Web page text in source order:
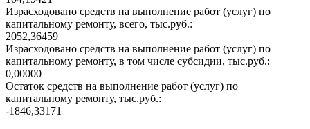
Израсходовано средств на выполнение работ (услуг) по
капитальному ремонту, всего, тыс.руб.:
2052,36459
Израсходовано средств на выполнение работ (услуг) по
капитальному ремонту, в том числе субсидии, тыс.руб.:
0,00000
Остаток средств на выполнение работ (услуг) по
капитальному ремонту, тыс.руб.:
-1846,33171